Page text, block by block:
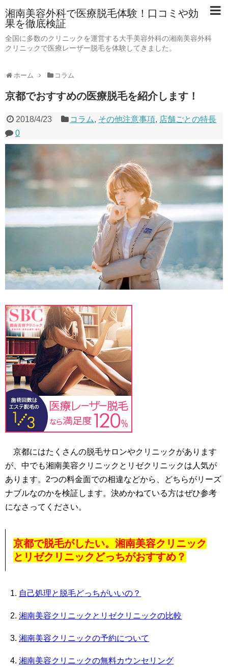
湘南美容外科で医療脱毛体験！口コミや効
果を徹底検証
全国に多数のクリニックを運営する大手美容外科の湘南美容外科
クリニックで医療レーザー脱毛を体験してきました。
ホーム コラム
京都でおすすめの医療脱毛を紹介します！
2018/4/23 コラム, その他注意事項, 店舗ごとの特長
0
京都にはたくさんの脱毛サロンやクリニックがあります
が、中でも湘南美容クリニックとリゼクリニックは人気が
あります。2つの料金面での相違などから、どちらがリーズ
ナブルなのかを検証します。決めかねている方はぜひ参考
になさってください。
京都で脱毛がしたい。湘南美容クリニック
とリゼクリニックどっちがおすすめ？
自己処理と脱毛どっちがいいの？
湘南美容クリニックとリゼクリニックの比較
湘南美容クリニックの予約について
湘南美容クリニックの無料カウンセリング